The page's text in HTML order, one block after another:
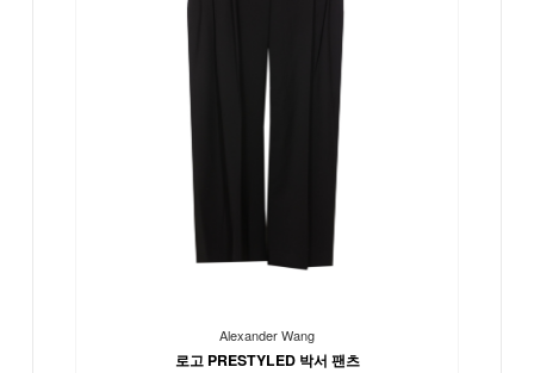
Alexander Wang
로고 PRESTYLED 박서 팬츠